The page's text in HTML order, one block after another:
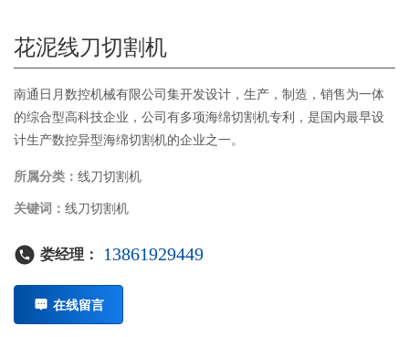
花泥线刀切割机
南通日月数控机械有限公司集开发设计，生产，制造，销售为一体
的综合型高科技企业，公司有多项海绵切割机专利，是国内最早设
计生产数控异型海绵切割机的企业之一。
所属分类： 线刀切割机
关键词： 线刀切割机
娄经理： 13861929449
在线留言